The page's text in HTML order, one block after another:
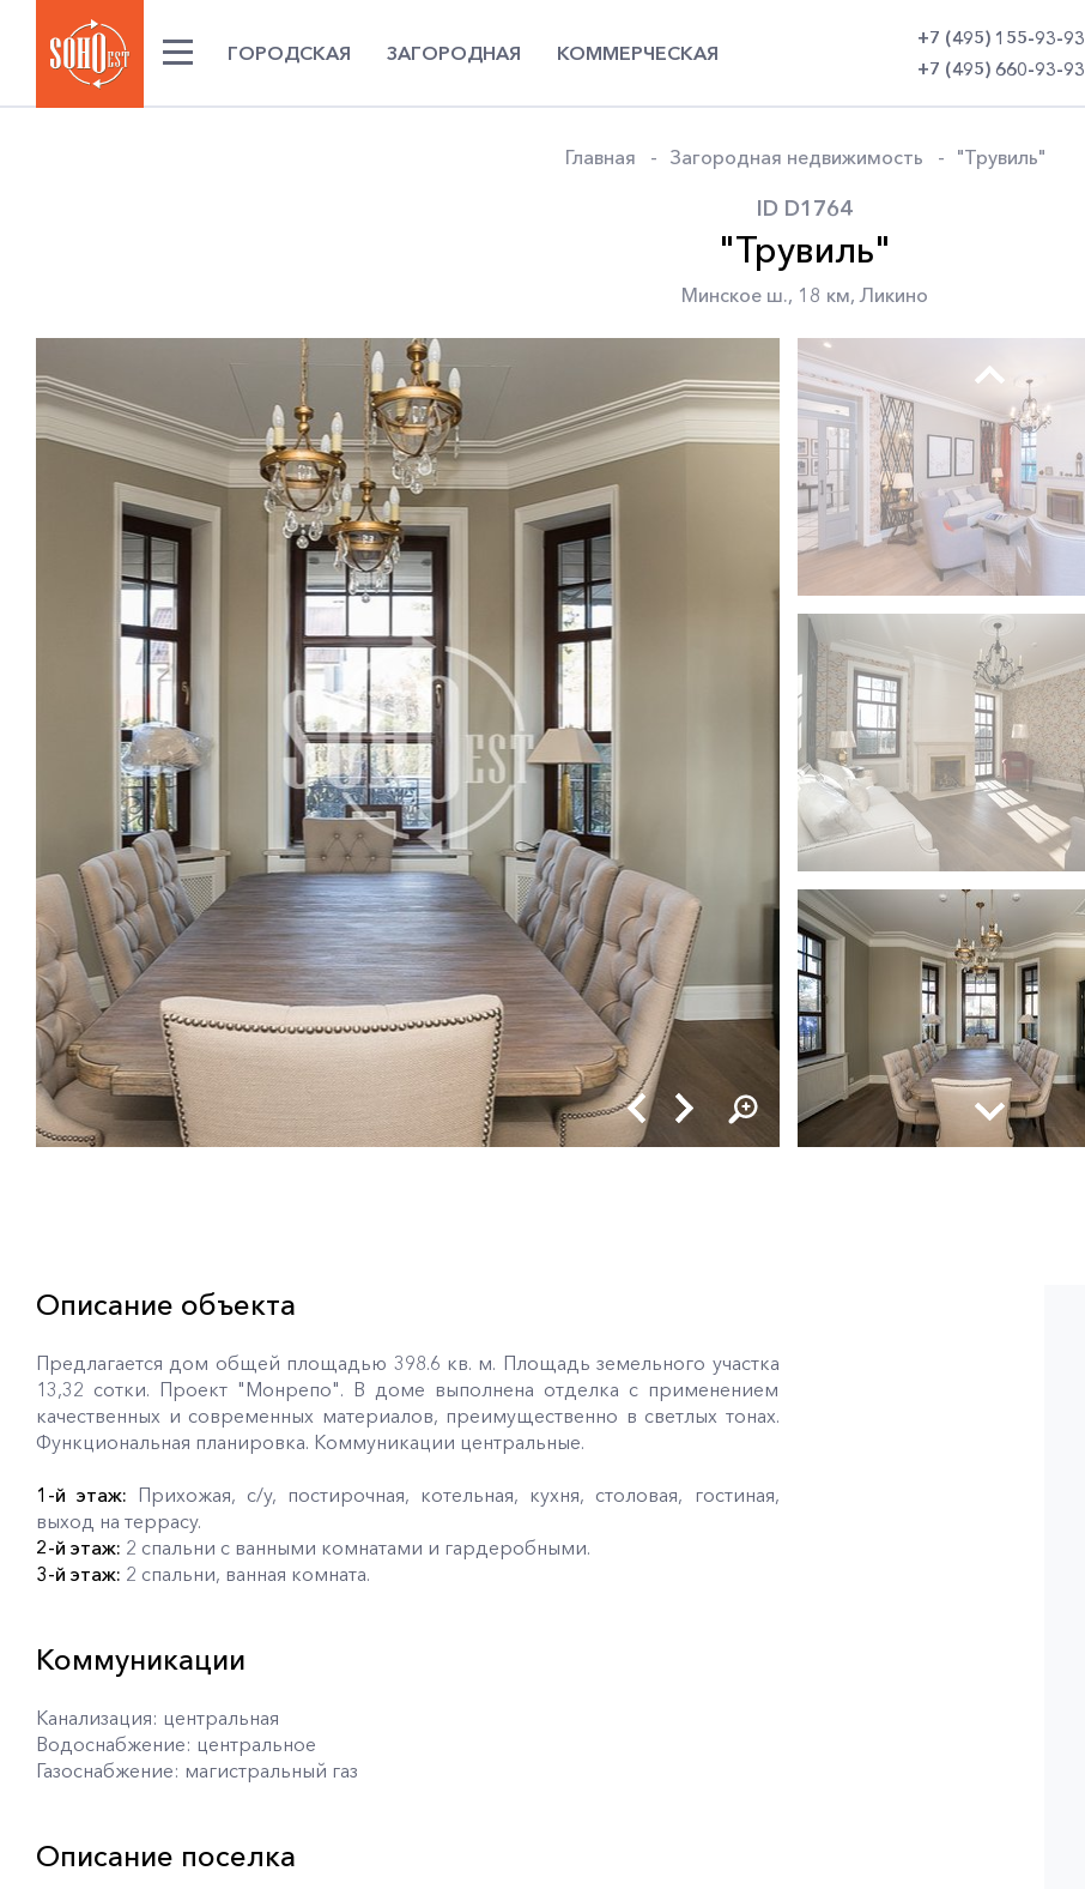
ГОРОДСКАЯ ЗАГОРОДНАЯ КОММЕРЧЕСКАЯ
+7 (495) 155-93-93
+7 (495) 660-93-93
Главная Загородная недвижимость "Трувиль"
ID D1764
"Трувиль"
Минское ш., 18 км,Ликино
Описание объекта
Предлагается дом общей площадью 398.6 кв. м. Площадь земельного участка
13,32 сотки. Проект "Монрепо". В доме выполнена отделка с применением
качественных и современных материалов, преимущественно в светлых тонах.
Функциональная планировка. Коммуникации центральные.
1-й этаж: Прихожая, с/у, постирочная, котельная, кухня, столовая, гостиная,
выход на террасу.
2-й этаж: 2 спальни с ванными комнатами и гардеробными.
3-й этаж: 2 спальни, ванная комната.
Коммуникации
Канализация: центральная
Водоснабжение: центральное
Газоснабжение: магистральный газ
Описание поселка